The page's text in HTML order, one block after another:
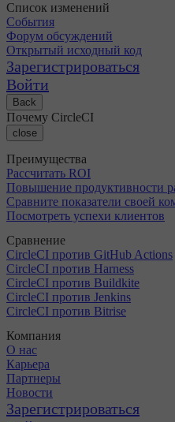
Список изменений
События
Форум обсуждений
Открытый исходный код
Зарегистрироваться
Войти
Back
Почему CircleCI
close
Преимущества
Рассчитать ROI
Повышение продуктивности
Сравните показатели своей
Посмотреть успехи клиентов
Сравнение
CircleCI против GitHub Actions
CircleCI против Harness
CircleCI против Buildkite
CircleCI против Jenkins
CircleCI против Bitrise
Компания
О нас
Карьера
Партнеры
Новости
Зарегистрироваться